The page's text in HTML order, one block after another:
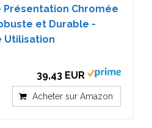
Présentation Chromée
et Durable -
Utilisation
39,43 EUR
Acheter sur Amazon